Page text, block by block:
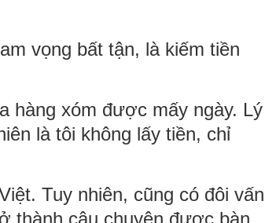
vọng bất tận, là kiếm tiền
hàng xóm được mấy ngày. Lý
là tôi không lấy tiền, chỉ
Tuy nhiên, cũng có đôi vấn
thành câu chuyện được bàn